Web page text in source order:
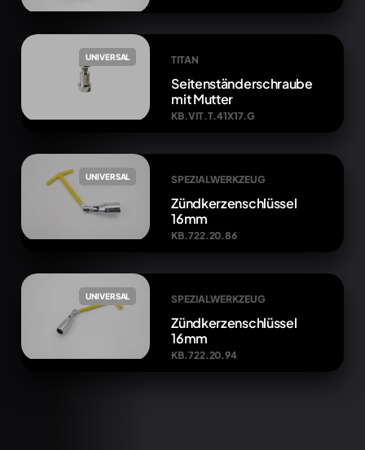
UNIVERSAL TITAN
Seitenständerschraube
mit Mutter
KB.VIT.T.41X17.G
UNIVERSAL SPEZIALWERKZEUG
Zündkerzenschlüssel
16mm
KB.722.20.86
UNIVERSAL SPEZIALWERKZEUG
Zündkerzenschlüssel
16mm
KB.722.20.94